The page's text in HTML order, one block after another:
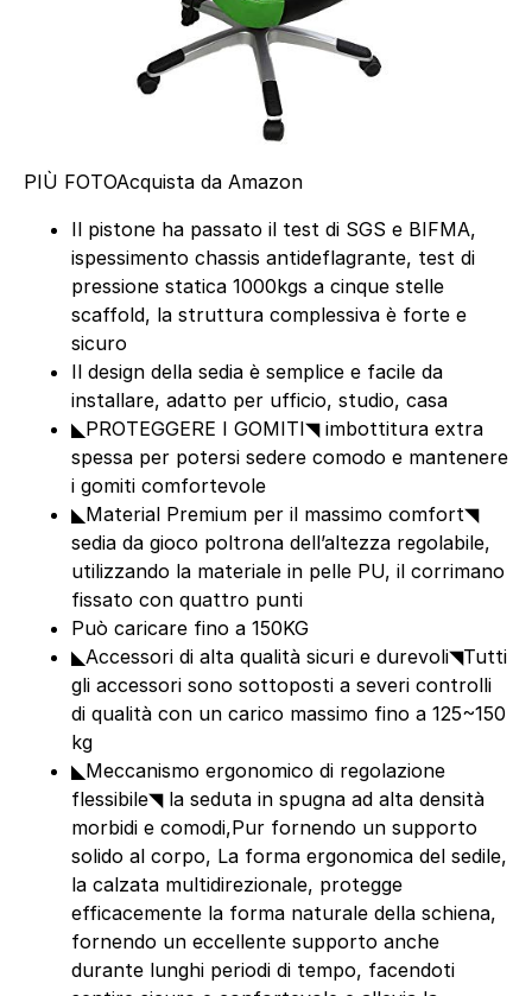
PIÙ FOTOAcquista da Amazon
Il pistone ha passato il test di SGS e BIFMA,
ispessimento chassis antideflagrante, test di
pressione statica 1000kgs a cinque stelle
scaffold, la struttura complessiva è forte e
sicuro
Il design della sedia è semplice e facile da
installare, adatto per ufficio, studio, casa
◣PROTEGGERE I GOMITI◥ imbottitura extra
spessa per potersi sedere comodo e mantenere
i gomiti comfortevole
◣Material Premium per il massimo comfort◥
sedia da gioco poltrona dell’altezza regolabile,
utilizzando la materiale in pelle PU, il corrimano
fissato con quattro punti
Può caricare fino a 150KG
◣Accessori di alta qualità sicuri e durevoli◥Tutti
gli accessori sono sottoposti a severi controlli
di qualità con un carico massimo fino a 125~150
kg
◣Meccanismo ergonomico di regolazione
flessibile◥ la seduta in spugna ad alta densità
morbidi e comodi,Pur fornendo un supporto
solido al corpo, La forma ergonomica del sedile,
la calzata multidirezionale, protegge
efficacemente la forma naturale della schiena,
fornendo un eccellente supporto anche
durante lunghi periodi di tempo, facendoti